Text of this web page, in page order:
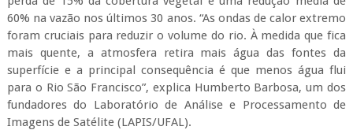
60% na vazão nos últimos 30 anos. “As ondas de calor extremo
foram cruciais para reduzir o volume do rio. À medida que fica
mais quente, a atmosfera retira mais água das fontes da
superfície e a principal consequência é que menos água flui
para o Rio São Francisco”, explica Humberto Barbosa, um dos
fundadores do Laboratório de Análise e Processamento de
Imagens de Satélite (LAPIS/UFAL).